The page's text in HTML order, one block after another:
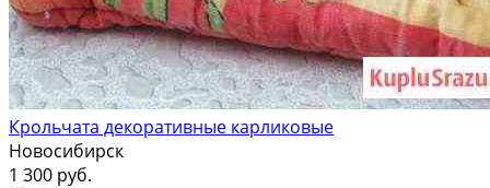
Крольчата декоративные карликовые
Новосибирск
1 300 руб.